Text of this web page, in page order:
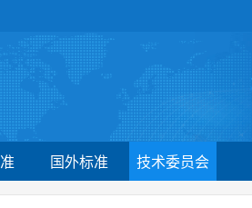
国外标准 技术委员会